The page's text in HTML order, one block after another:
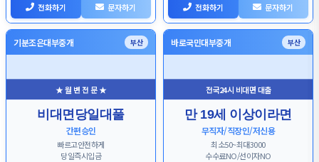
전화하기 문자하기 전화하기 문자하기
기분조은대부중개 부산
★ 월 변 전 문 ★
비대면당일대풀
간편승인
빠르고안전하게
당일즉시입금
바로국민대부중개 부산
전국24시 비대면 대출
만 19세 이상이라면
무직자/직장인/저신용
최소50~최대3000
수수료NO/선이자NO